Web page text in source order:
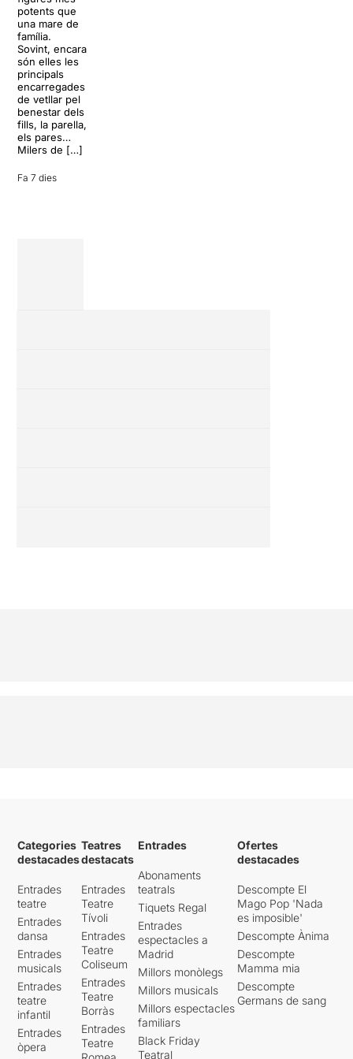
potents que
una mare de
família.
Sovint, encara
són elles les
principals
encarregades
de vetllar pel
benestar dels
fills, la parella,
els pares…
Milers de […]
Fa 7 dies
Categories
destacades
Entrades
teatre
Entrades
dansa
Entrades
musicals
Entrades
teatre
infantil
Entrades
òpera
Teatres
destacats
Entrades
Teatre
Tívoli
Entrades
Teatre
Coliseum
Entrades
Teatre
Borràs
Entrades
Teatre
Entrades
Abonaments
teatrals
Tiquets Regal
Entrades
espectacles a
Madrid
Millors monòlegs
Millors musicals
Millors espectacles
familiars
Black Friday
Teatral
Ofertes
destacades
Descompte El
Mago Pop 'Nada
es imposible'
Descompte Ànima
Descompte
Mamma mia
Descompte
Germans de sang